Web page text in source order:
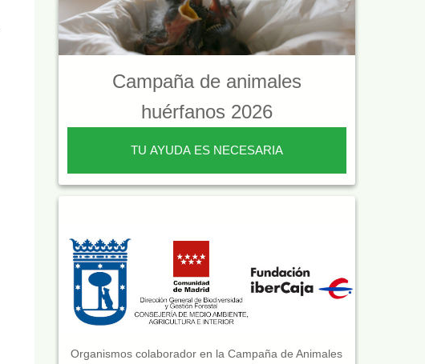
Campaña de animales
huérfanos 2026
TU AYUDA ES NECESARIA
Organismos colaborador en la Campaña de Animales